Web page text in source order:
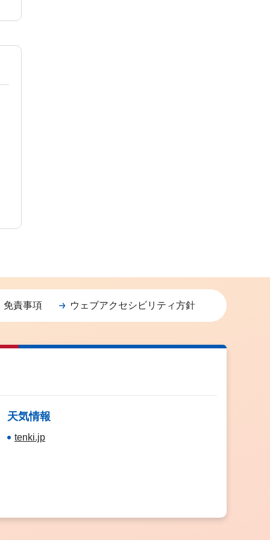
免責事項 ウェブアクセシビリティ方針
天気情報
tenki.jp